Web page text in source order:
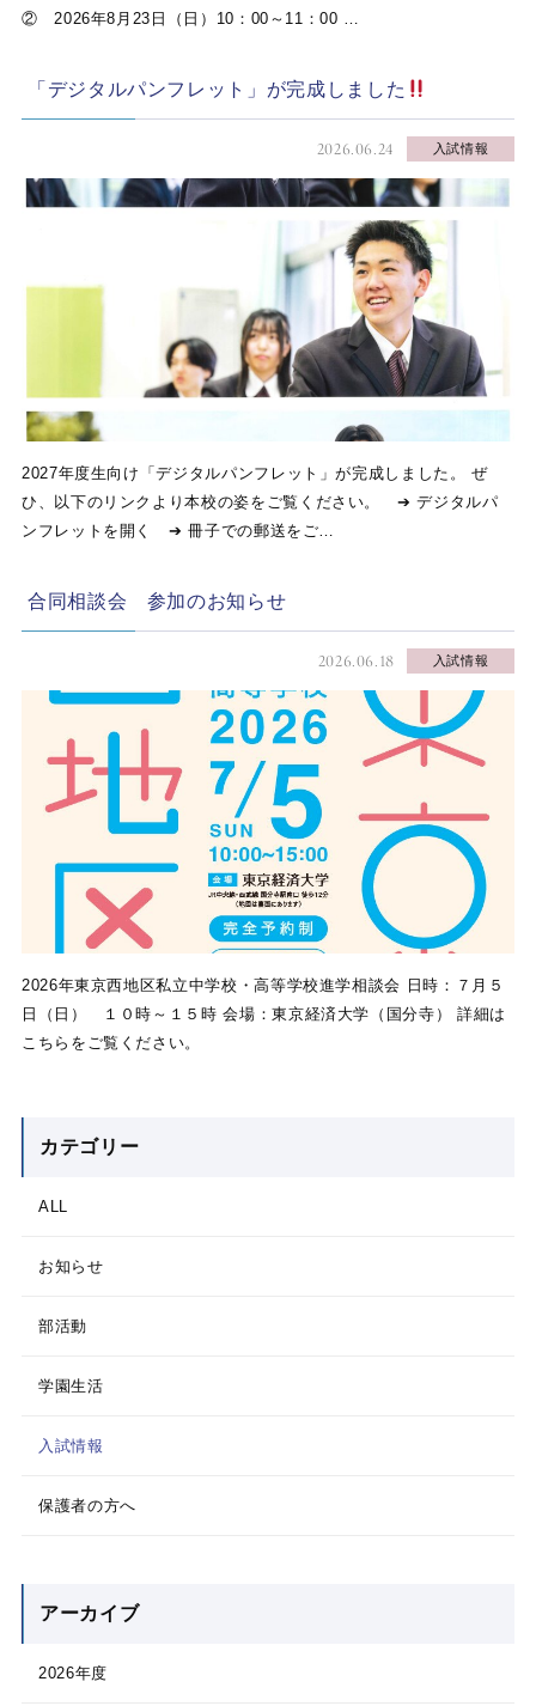
② 2026年8月23日（日）10：00～11：00 …
「デジタルパンフレット」が完成しました
2026.06.24 入試情報
2027年度生向け「デジタルパンフレット」が完成しました。 ぜ
ひ、以下のリンクより本校の姿をご覧ください。 ➔ デジタルパ
ンフレットを開く ➔ 冊子での郵送をご…
合同相談会 参加のお知らせ
2026.06.18 入試情報
2026年東京西地区私立中学校・高等学校進学相談会 日時：７月５
日（日） １０時～１５時 会場：東京経済大学（国分寺） 詳細は
こちらをご覧ください。
カテゴリー
ALL
お知らせ
部活動
学園生活
入試情報
保護者の方へ
アーカイブ
2026年度